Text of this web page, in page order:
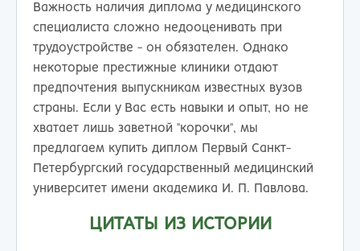
Важность наличия диплома у медицинского
специалиста сложно недооценивать при
трудоустройстве - он обязателен. Однако
некоторые престижные клиники отдают
предпочтения выпускникам известных вузов
страны. Если у Вас есть навыки и опыт, но не
хватает лишь заветной "корочки", мы
предлагаем купить диплом Первый Санкт-
Петербургский государственный медицинский
университет имени академика И. П. Павлова.
ЦИТАТЫ ИЗ ИСТОРИИ